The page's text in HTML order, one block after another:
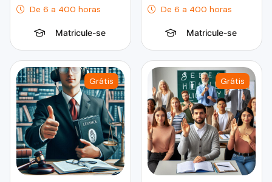
De 6 a 400 horas
Matricule-se
De 6 a 400 horas
Matricule-se
Grátis Grátis